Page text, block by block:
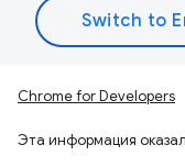
Chrome for Developers
Эта информация